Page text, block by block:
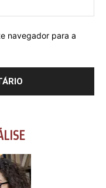
navegador para a